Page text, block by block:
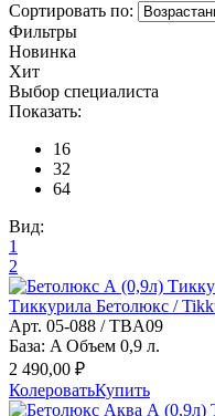
Сортировать по:
Фильтры
Новинка
Хит
Выбор специалиста
Показать:
16
32
64
Вид:
1
2
Тиккурила Бетолюкс /
Арт. 05-088 / TBA09
База: A Объем 0,9 л.
2 490,00 ₽
КолероватьКупить